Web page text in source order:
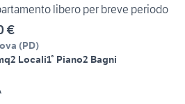
libero per breve periodo
€
(PD)
2 Locali1° Piano2 Bagni